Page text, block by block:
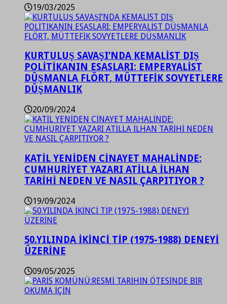
19/03/2025
KURTULUŞ SAVAŞI’NDA KEMALİST DIŞ
POLİTİKANIN ESASLARI: EMPERYALİST
DÜŞMANLA FLÖRT, MÜTTEFİK SOVYETLERE
DÜŞMANLIK
20/09/2024
KATİL YENİDEN CİNAYET MAHALİNDE:
CUMHURİYET YAZARI ATİLLA İLHAN
TARİHİ NEDEN VE NASIL ÇARPITIYOR ?
19/09/2024
50.YILINDA İKİNCİ TİP (1975-1988) DENEYİ
ÜZERİNE
09/05/2025